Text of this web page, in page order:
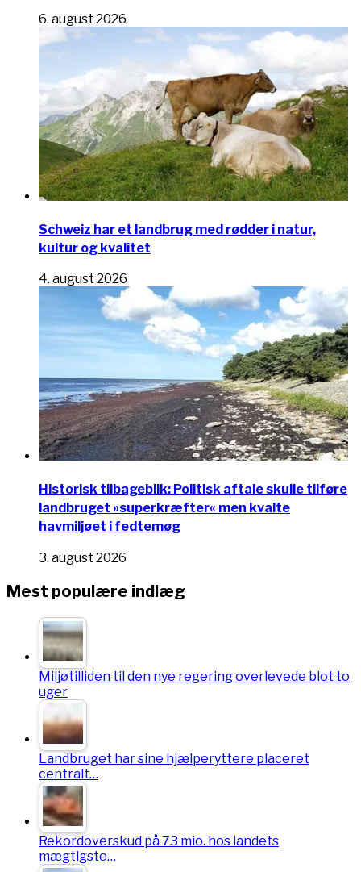
6. august 2026
Schweiz har et landbrug med rødder i natur,
kultur og kvalitet
4. august 2026
Historisk tilbageblik: Politisk aftale skulle tilføre
landbruget »superkræfter« men kvalte
havmiljøet i fedtemøg
3. august 2026
Mest populære indlæg
Miljøtilliden til den nye regering overlevede blot to
uger
Landbruget har sine hjælperyttere placeret
centralt…
Rekordoverskud på 73 mio. hos landets
mægtigste…